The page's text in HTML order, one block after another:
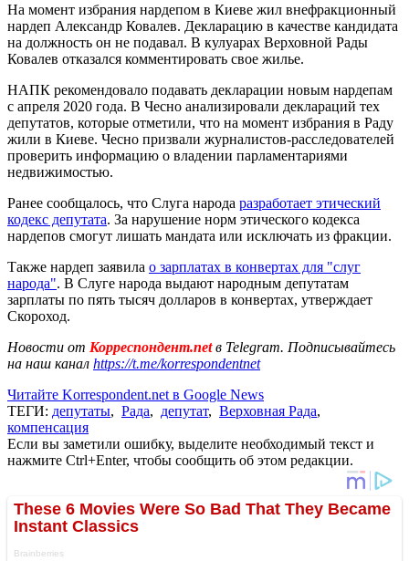
На момент избрания нардепом в Киеве жил внефракционный
нардеп Александр Ковалев. Декларацию в качестве кандидата
на должность он не подавал. В кулуарах Верховной Рады
Ковалев отказался комментировать свое жилье.
НАПК рекомендовало подавать декларации новым нардепам
с апреля 2020 года. В Чесно анализировали деклараций тех
депутатов, которые отметили, что на момент избрания в Раду
жили в Киеве. Чесно призвали журналистов-расследователей
проверить информацию о владении парламентариями
недвижимостью.
Ранее сообщалось, что Слуга народа разработает этический
кодекс депутата. За нарушение норм этического кодекса
нардепов смогут лишать мандата или исключать из фракции.
Также нардеп заявила о зарплатах в конвертах для "слуг
народа". В Слуге народа выдают народным депутатам
зарплаты по пять тысяч долларов в конвертах, утверждает
Скороход.
Новости от Корреспондент.netв Telegram. Подписывайтесь
на наш канал https://t.me/korrespondentnet
Читайте Korrespondent.net в Google News
ТЕГИ: депутаты, Рада, депутат, Верховная Рада,
компенсация
Если вы заметили ошибку, выделите необходимый текст и
нажмите Ctrl+Enter, чтобы сообщить об этом редакции.